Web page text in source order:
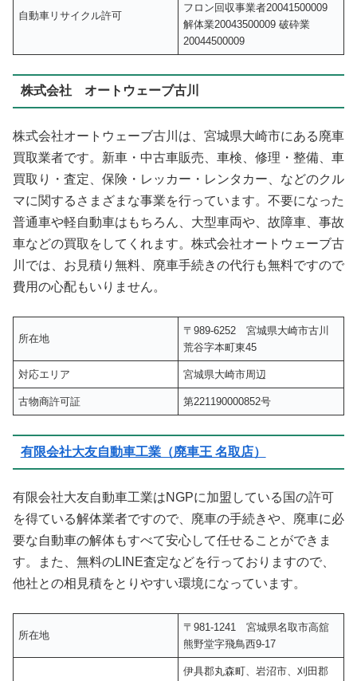
自動車リサイクル許可
フロン回収事業者20041500009
解体業20043500009 破砕業
20044500009
株式会社 オートウェーブ古川
株式会社オートウェーブ古川は、宮城県大崎市にある廃車
買取業者です。新車・中古車販売、車検、修理・整備、車
買取り・査定、保険・レッカー・レンタカー、などのクル
マに関するさまざまな事業を行っています。不要になった
普通車や軽自動車はもちろん、大型車両や、故障車、事故
車などの買取をしてくれます。株式会社オートウェーブ古
川では、お見積り無料、廃車手続きの代行も無料ですので
費用の心配もいりません。
所在地
〒989-6252 宮城県大崎市古川
荒谷字本町東45
対応エリア 宮城県大崎市周辺
古物商許可証 第221190000852号
有限会社大友自動車工業（廃車王 名取店）
有限会社大友自動車工業はNGPに加盟している国の許可
を得ている解体業者ですので、廃車の手続きや、廃車に必
要な自動車の解体もすべて安心して任せることができま
す。また、無料のLINE査定などを行っておりますので、
他社との相見積をとりやすい環境になっています。
所在地
〒981-1241 宮城県名取市高舘
熊野堂字飛鳥西9-17
伊具郡丸森町、岩沼市、刈田郡